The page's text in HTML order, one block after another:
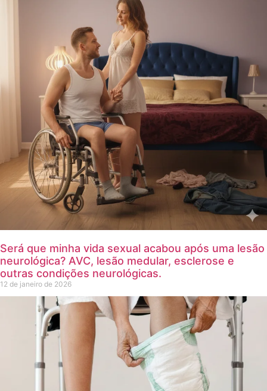
Será que minha vida sexual acabou após uma lesão
neurológica? AVC, lesão medular, esclerose e
outras condições neurológicas.
12 de janeiro de 2026